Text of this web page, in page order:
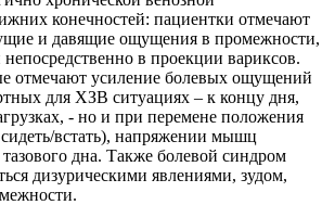
конечностей: пациентки отмечают
и давящие ощущения в промежности,
в проекции вариксов.
отмечают усиление болевых ощущений
для ХЗВ ситуациях – к концу дня,
- но и при перемене положения
сидеть/встать), напряжении мышц
дна. Также болевой синдром
дизурическими явлениями, зудом,